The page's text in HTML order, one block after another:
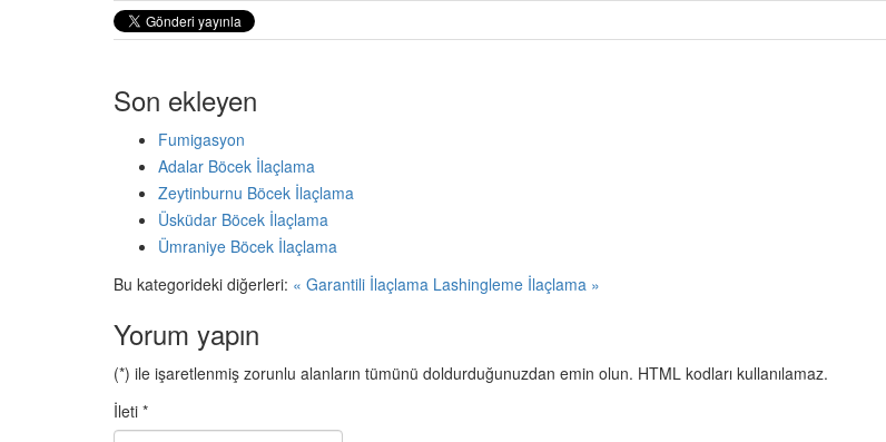
Son ekleyen
Fumigasyon
Adalar Böcek İlaçlama
Zeytinburnu Böcek İlaçlama
Üsküdar Böcek İlaçlama
Ümraniye Böcek İlaçlama
Bu kategorideki diğerleri: « Garantili İlaçlama Lashingleme İlaçlama »
Yorum yapın
(*) ile işaretlenmiş zorunlu alanların tümünü doldurduğunuzdan emin olun. HTML kodları kullanılamaz.
İleti *